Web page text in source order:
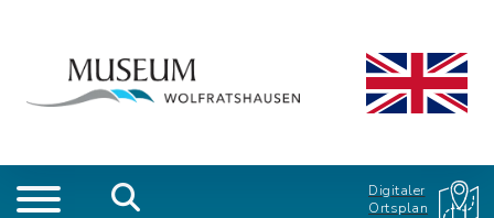
Digitaler
Ortsplan